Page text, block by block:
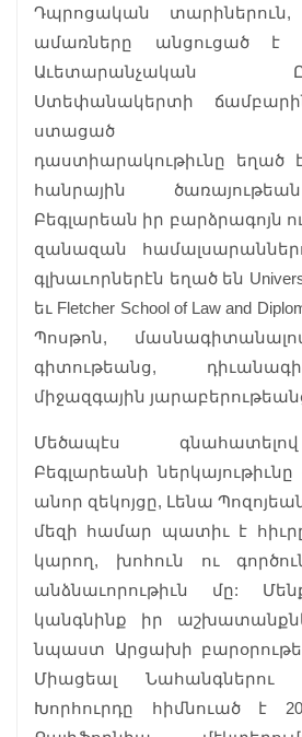
Դպրոցական
ամառները անցուցած է
Աւետարանչական
Ստեփանակերտի
ստացած
դաստիարակութիւնը եղած
հանրային
Բեգլարեան իր բարձրագոյն
զանազան
գլխաւորներէն եղած են
եւ Fletcher School of Law and
Պոսթոն,
գիտութեանց,
միջազգային
Մեծապէս
Բեգլարեանի ներկայութիւնը
անոր զեկոյցը, Լենա
մեզի համար պատիւ է
կարող, խոհուն ու
անձնաւորութիւն մը:
կանգնինք իր
նպաստ Արցախի
Միացեալ Նահանգներու
Խորհուրդը հիմնուած է